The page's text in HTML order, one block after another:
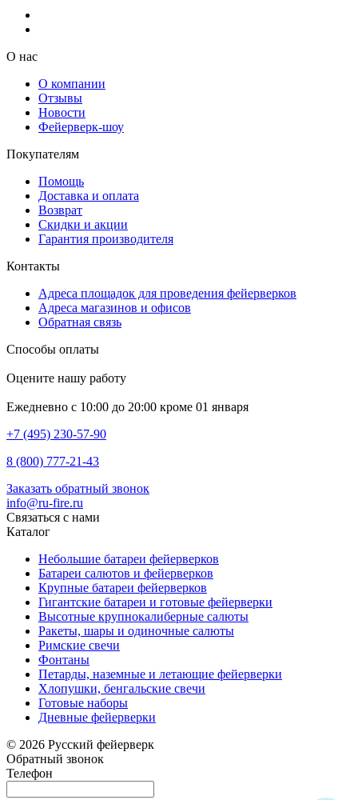
О нас
О компании
Отзывы
Новости
Фейерверк-шоу
Покупателям
Помощь
Доставка и оплата
Возврат
Скидки и акции
Гарантия производителя
Контакты
Адреса площадок для проведения фейерверков
Адреса магазинов и офисов
Обратная связь
Способы оплаты
Оцените нашу работу
Ежедневно с 10:00 до 20:00 кроме 01 января
+7 (495) 230-57-90
8 (800) 777-21-43
Заказать обратный звонок
info@ru-fire.ru
Связаться с нами
Каталог
Небольшие батареи фейерверков
Батареи салютов и фейерверков
Крупные батареи фейерверков
Гигантские батареи и готовые фейерверки
Высотные крупнокалиберные салюты
Ракеты, шары и одиночные салюты
Римские свечи
Фонтаны
Петарды, наземные и летающие фейерверки
Хлопушки, бенгальские свечи
Готовые наборы
Дневные фейерверки
© 2026 Русский фейерверк
Обратный звонок
Телефон